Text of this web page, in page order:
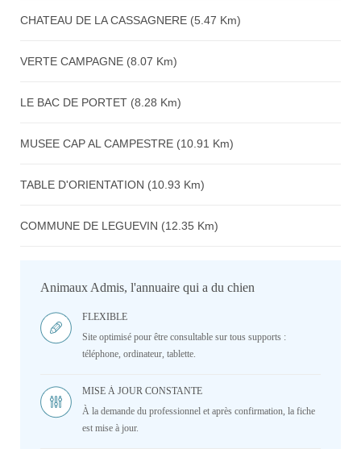
CHATEAU DE LA CASSAGNERE (5.47 Km)
VERTE CAMPAGNE (8.07 Km)
LE BAC DE PORTET (8.28 Km)
MUSEE CAP AL CAMPESTRE (10.91 Km)
TABLE D'ORIENTATION (10.93 Km)
COMMUNE DE LEGUEVIN (12.35 Km)
Animaux Admis, l'annuaire qui a du chien
FLEXIBLE
Site optimisé pour être consultable sur tous supports :
téléphone, ordinateur, tablette.
MISE À JOUR CONSTANTE
À la demande du professionnel et après confirmation, la fiche
est mise à jour.